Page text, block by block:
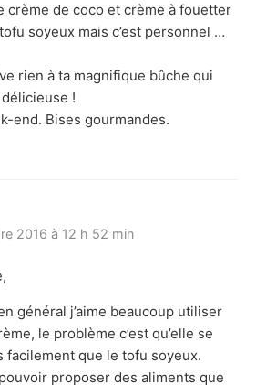
crème de coco et crème à fouetter
soyeux mais c’est personnel …
rien à ta magnifique bûche qui
!
end. Bises gourmandes.
2016 à 12 h 52 min
général j’aime beaucoup utiliser
le problème c’est qu’elle se
facilement que le tofu soyeux.
proposer des aliments que